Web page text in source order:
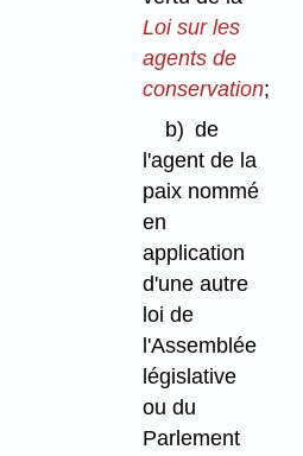
Loi sur les
agents de
conservation;
b) de
l'agent de la
paix nommé
en
application
d'une autre
loi de
l'Assemblée
législative
ou du
Parlement